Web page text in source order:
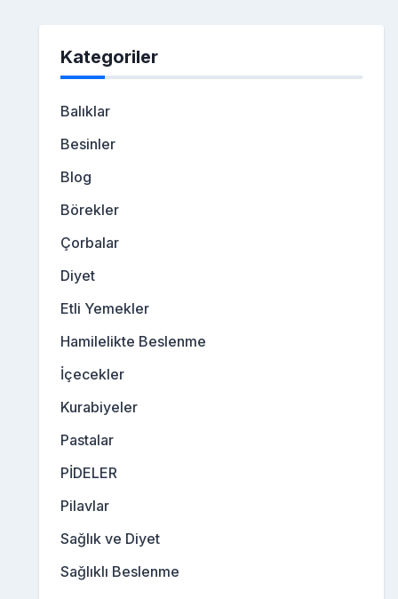
Kategoriler
Balıklar
Besinler
Blog
Börekler
Çorbalar
Diyet
Etli Yemekler
Hamilelikte Beslenme
İçecekler
Kurabiyeler
Pastalar
PİDELER
Pilavlar
Sağlık ve Diyet
Sağlıklı Beslenme